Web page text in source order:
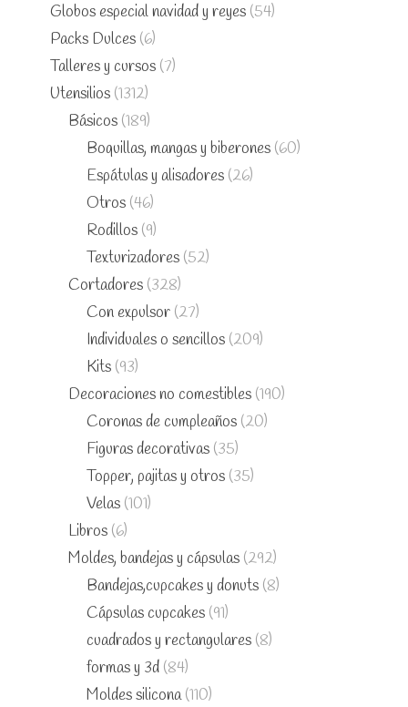
Globos especial navidad y reyes (54)
Packs Dulces (6)
Talleres y cursos (7)
Utensilios (1312)
Básicos (189)
Boquillas, mangas y biberones (60)
Espátulas y alisadores (26)
Otros (46)
Rodillos (9)
Texturizadores (52)
Cortadores (328)
Con expulsor (27)
Individuales o sencillos (209)
Kits (93)
Decoraciones no comestibles (190)
Coronas de cumpleaños (20)
Figuras decorativas (35)
Topper, pajitas y otros (35)
Velas (101)
Libros (6)
Moldes, bandejas y cápsulas (292)
Bandejas,cupcakes y donuts (8)
Cápsulas cupcakes (91)
cuadrados y rectangulares (8)
formas y 3d (84)
Moldes silicona (110)